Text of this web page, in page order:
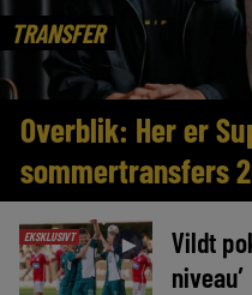
TRANSFER
Overblik: Her er
sommertransfers
EKSKLUSIVT ►
Vildt
niveau’